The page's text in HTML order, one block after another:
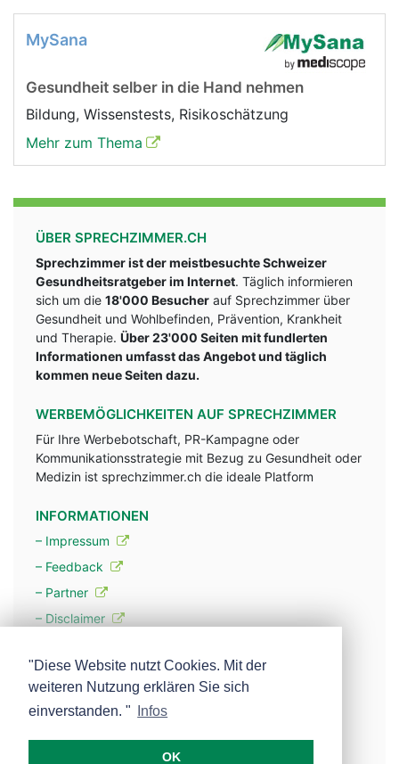
MySana
Gesundheit selber in die Hand nehmen
Bildung, Wissenstests, Risikoschätzung
Mehr zum Thema
ÜBER SPRECHZIMMER.CH
Sprechzimmer ist der meistbesuchte Schweizer
Gesundheitsratgeber im Internet. Täglich informieren
sich um die 18'000 Besucher auf Sprechzimmer über
Gesundheit und Wohlbefinden, Prävention, Krankheit
und Therapie. Über 23'000 Seiten mit fundlerten
Informationen umfasst das Angebot und täglich
kommen neue Seiten dazu.
WERBEMÖGLICHKEITEN AUF SPRECHZIMMER
Für Ihre Werbebotschaft, PR-Kampagne oder
Kommunikationsstrategie mit Bezug zu Gesundheit oder
Medizin ist sprechzimmer.ch die ideale Platform
INFORMATIONEN
– Impressum
– Feedback
– Partner
– Disclaimer
– Werbung
– Mehr über unsere Experten
"Diese Website nutzt Cookies. Mit der
weiteren Nutzung erklären Sie sich
einverstanden. "
Infos
OK